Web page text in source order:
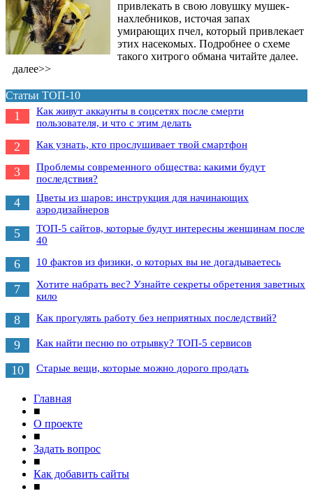
привлекать в свою ловушку мушек-
нахлебников, источая запах
умирающих пчел, который привлекает
этих насекомых. Подробнее о схеме
такого хитрого обмана читайте далее.
далее>>
Статьи ТОП-10
1
Как живут аккаунты в соцсетях после смерти
пользователя, и что с этим делать
2 Как узнать, кто прослушивает твой смартфон
3
Проблемы современного общества: какими будут
последствия?
4
Цветы из шаров: инструкция для начинающих
аэродизайнеров
5
ТОП-5 сайтов, которые будут интересны женщинам после
40
6 10 фактов из физики, о которых вы не догадываетесь
7
Хотите набрать вес? Узнайте секреты обретения заветных
кило
8 Как прогулять работу без неприятных последствий?
9 Как найти песню по отрывку? ТОП-5 сервисов
10 Старые вещи, которые можно дорого продать
Главная
■
О проекте
■
Задать вопрос
■
Как добавить сайты
■